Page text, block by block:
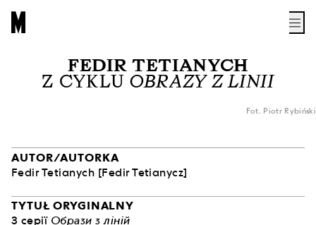
FEDIR TETIANYCH
Z CYKLU OBRAZY Z LINII
Fot. Piotr Rybiński
AUTOR/AUTORKA
Fedir Tetianych [Fedir Tetianycz]
TYTUŁ ORYGINALNY
З серії Образи з ліній